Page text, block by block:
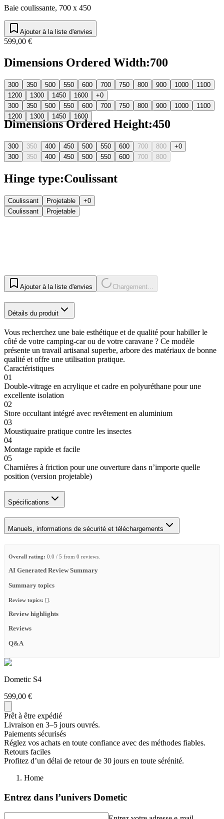
Baie coulissante, 700 x 450
Ajouter à la liste d'envies
599,00 €
Dimensions Ordered Width:700
300 350 500 550 600 700 750 800 900 1000
1100
1200
1300 1450 1600
+0
300
350 500 550 600 700 750 800 900 1000
1100
1200
1300 1450 1600
Dimensions Ordered Height:450
300 350 400 450 500 550 600 700 800
+0
300
350 400 450 500 550 600 700 800
Hinge type:Coulissant
Coulissant Projetable
+0
Coulissant
Projetable
Ajouter à la liste d'envies Chargement...
Détails du produit
Vous recherchez une baie esthétique et de qualité pour habiller le
côté de votre camping-car ou de votre caravane ? Ce modèle
présente un travail artisanal superbe, arbore des matériaux de bonne
qualité et offre une utilisation pratique.
Caractéristiques
01
Double-vitrage en acrylique et cadre en polyuréthane pour une
excellente isolation
02
Store occultant intégré avec revêtement en aluminium
03
Moustiquaire pratique contre les insectes
04
Montage rapide et facile
05
Charnières à friction pour une ouverture dans n’importe quelle
position (version projetable)
Spécifications
Manuels, informations de sécurité et téléchargements
Overall rating: 0.0 / 5 from 0 reviews.
AI Generated Review Summary
Summary topics
Review topics: [].
Review highlights
Reviews
Q&A
Dometic S4
599,00 €
Prêt à être expédié
Livraison en 3–5 jours ouvrés.
Paiements sécurisés
Réglez vos achats en toute confiance avec des méthodes fiables.
Retours faciles
Profitez d’un délai de retour de 30 jours en toute sérénité.
Home
Entrez dans l’univers Dometic